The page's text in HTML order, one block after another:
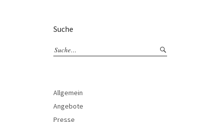
Suche
Allgemein
Angebote
Presse